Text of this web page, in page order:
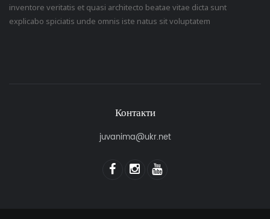
inventore veritatis et quasi architecto beatae vitae dicta sunt
explicabo spiciatis unde omnis iste natus sit voluptatem
Контакти
juvanima@ukr.net